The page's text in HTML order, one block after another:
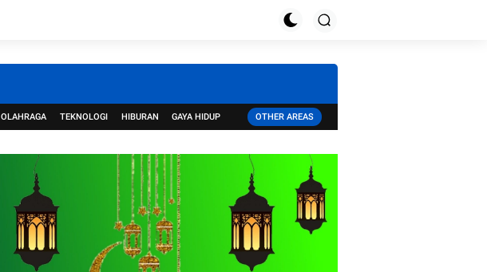
OLAHRAGA TEKNOLOGI HIBURAN GAYA HIDUP OTHER AREAS